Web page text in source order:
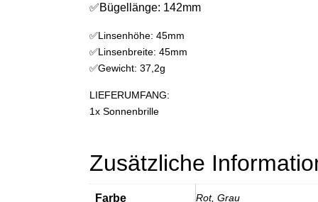
✅Bügellänge: 142mm
✅Linsenhöhe: 45mm
✅Linsenbreite: 45mm
✅Gewicht: 37,2g
LIEFERUMFANG:
1x Sonnenbrille
Zusätzliche
Farbe Rot, Grau